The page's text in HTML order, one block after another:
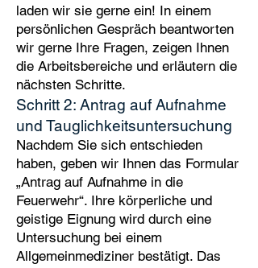
laden wir sie gerne ein! In einem
persönlichen Gespräch beantworten
wir gerne Ihre Fragen, zeigen Ihnen
die Arbeitsbereiche und erläutern die
nächsten Schritte.
Schritt 2: Antrag auf Aufnahme
und Tauglichkeitsuntersuchung
Nachdem Sie sich entschieden
haben, geben wir Ihnen das Formular
„Antrag auf Aufnahme in die
Feuerwehr“. Ihre körperliche und
geistige Eignung wird durch eine
Untersuchung bei einem
Allgemeinmediziner bestätigt. Das